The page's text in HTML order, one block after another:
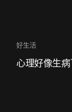
好生活
心理好像生病